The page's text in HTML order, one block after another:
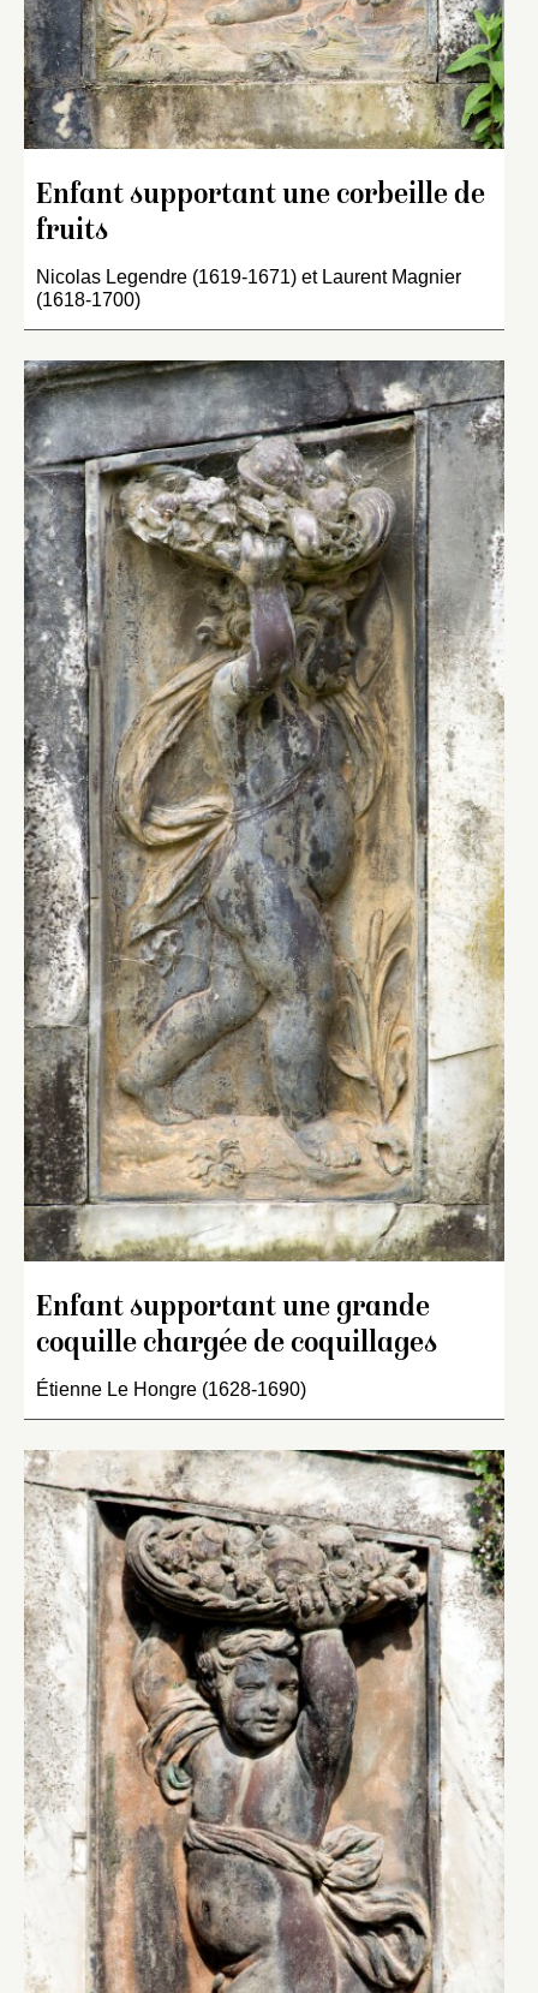
Enfant supportant une corbeille de
fruits
Nicolas Legendre (1619-1671) et Laurent Magnier
(1618-1700)
Enfant supportant une grande
coquille chargée de coquillages
Étienne Le Hongre (1628-1690)